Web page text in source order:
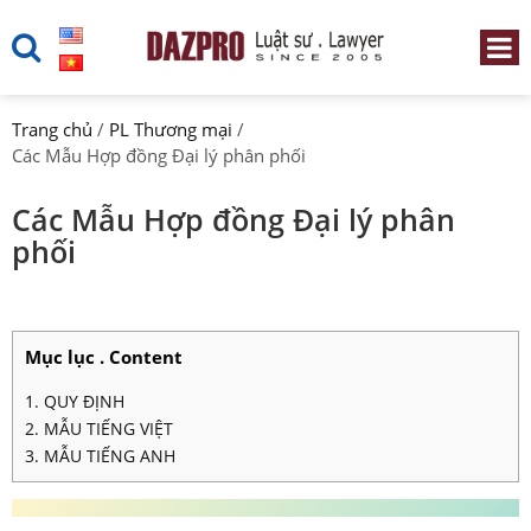
Trang chủ / PL Thương mại /
Các Mẫu Hợp đồng Đại lý phân phối
Các Mẫu Hợp đồng Đại lý phân
phối
Mục lục . Content
1. QUY ĐỊNH
2. MẪU TIẾNG VIỆT
3. MẪU TIẾNG ANH